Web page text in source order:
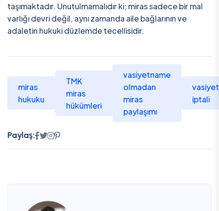
taşımaktadır. Unutulmamalıdır ki; miras sadece bir mal
varlığı devri değil, aynı zamanda aile bağlarının ve
adaletin hukuki düzlemde tecellisidir.
miras
hukuku
TMK
miras
hükümleri
vasiyetname
olmadan
miras
paylaşımı
iptali
Paylaş: